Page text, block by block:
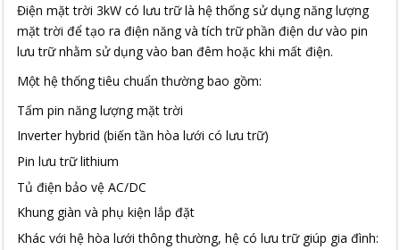
Điện mặt trời 3kW có lưu trữ là hệ thống sử dụng năng lượng
mặt trời để tạo ra điện năng và tích trữ phần điện dư vào pin
lưu trữ nhằm sử dụng vào ban đêm hoặc khi mất điện.
Một hệ thống tiêu chuẩn thường bao gồm:
Tấm pin năng lượng mặt trời
Inverter hybrid (biến tần hòa lưới có lưu trữ)
Pin lưu trữ lithium
Tủ điện bảo vệ AC/DC
Khung giàn và phụ kiện lắp đặt
Khác với hệ hòa lưới thông thường, hệ có lưu trữ giúp gia đình: